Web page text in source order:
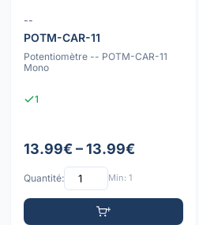
--
POTM-CAR-11
Potentiomètre -- POTM-CAR-11
Mono
1
13.99€ – 13.99€
Quantité: Min: 1